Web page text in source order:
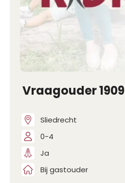
Vraagouder 1909
Sliedrecht
0-4
Ja
Bij gastouder